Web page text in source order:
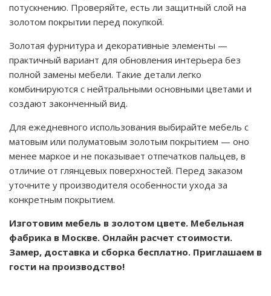
потускнению. Проверяйте, есть ли защитный слой на
золотом покрытии перед покупкой.
Золотая фурнитура и декоративные элементы —
практичный вариант для обновления интерьера без
полной замены мебели. Такие детали легко
комбинируются с нейтральными основными цветами и
создают законченный вид.
Для ежедневного использования выбирайте мебель с
матовым или полуматовым золотым покрытием — оно
менее маркое и не показывает отпечатков пальцев, в
отличие от глянцевых поверхностей. Перед заказом
уточните у производителя особенности ухода за
конкретным покрытием.
Изготовим мебель в золотом цвете. Мебельная
фабрика в Москве. Онлайн расчет стоимости.
Замер, доставка и сборка бесплатно. Приглашаем в
гости на производство!